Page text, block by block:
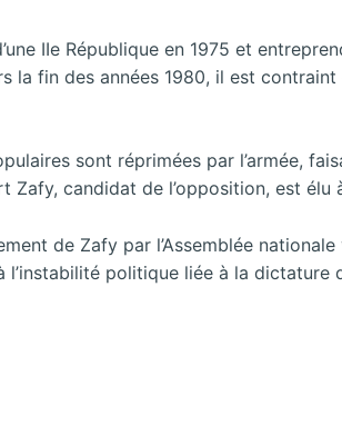
IIe République en 1975 et
fin des années 1980, il est contraint
sont réprimées par l’armée,
candidat de l’opposition, est élu
de Zafy par l’Assemblée
l’instabilité politique liée à la